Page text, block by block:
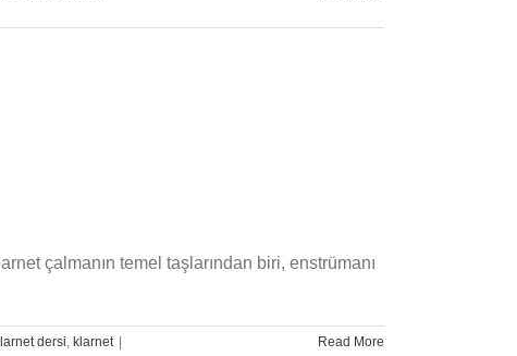
çalmanın temel taşlarından biri, enstrümanı
dersi klarnet | Read More